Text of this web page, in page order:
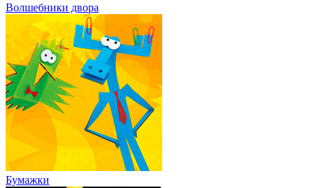
Волшебники двора
Бумажки